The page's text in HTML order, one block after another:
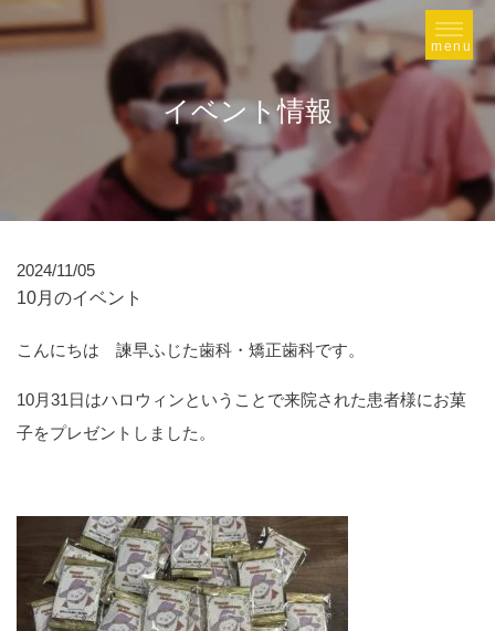
イベント情報
2024/11/05
10月のイベント
こんにちは 諫早ふじた歯科・矯正歯科です。
10月31日はハロウィンということで来院された患者様にお菓
子をプレゼントしました。